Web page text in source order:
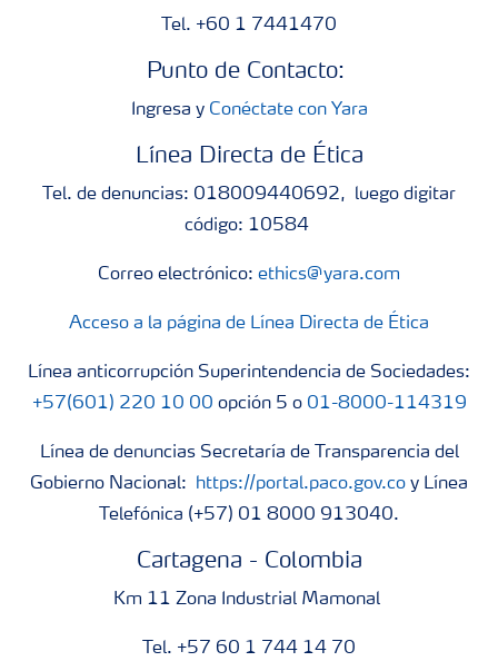
Tel. +60 1 7441470
Punto de Contacto:
Ingresa y Conéctate con Yara
Línea Directa de Ética
Tel. de denuncias: 018009440692, luego digitar
código: 10584
Correo electrónico: ethics@yara.com
Acceso a la página de Línea Directa de Ética
Línea anticorrupción Superintendencia de Sociedades:
+57(601) 220 10 00 opción 5 o 01-8000-114319
Línea de denuncias Secretaría de Transparencia del
Gobierno Nacional:
https://portal.paco.gov.co y Línea
Telefónica (+57) 01 8000 913040.
Cartagena - Colombia
Km 11 Zona Industrial Mamonal
Tel. +57 60 1 744 14 70